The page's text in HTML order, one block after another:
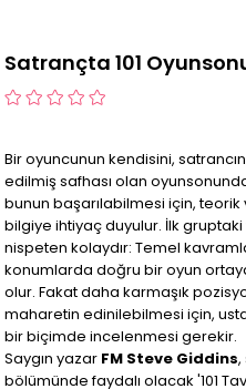
Satrançta 101
Bir oyuncunun kendisini,
edilmiş safhası olan
bunun başarılabilmesi için,
bilgiye ihtiyaç duyulur. İlk
nispeten kolaydır: Temel
konumlarda doğru bir oyun
olur. Fakat daha karmaşık
maharetin edinilebilmesi için,
bir biçimde incelenmesi gerekir.
Saygın yazar FM Steve Giddins
bölümünde faydalı olacak '101